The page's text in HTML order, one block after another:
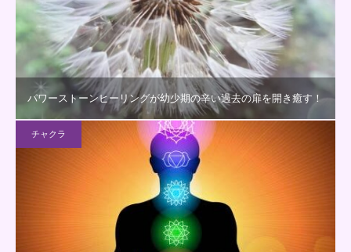
パワーストーンヒーリングが幼少期の辛い過去の扉を開き癒す！
チャクラ